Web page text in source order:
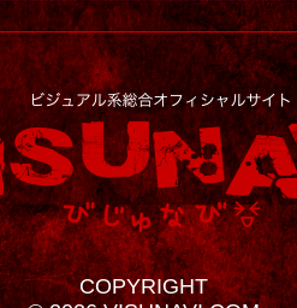
COPYRIGHT